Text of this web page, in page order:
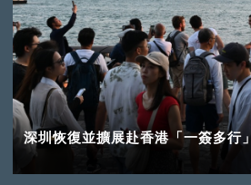
深圳恢復並擴展赴香港「一簽多行